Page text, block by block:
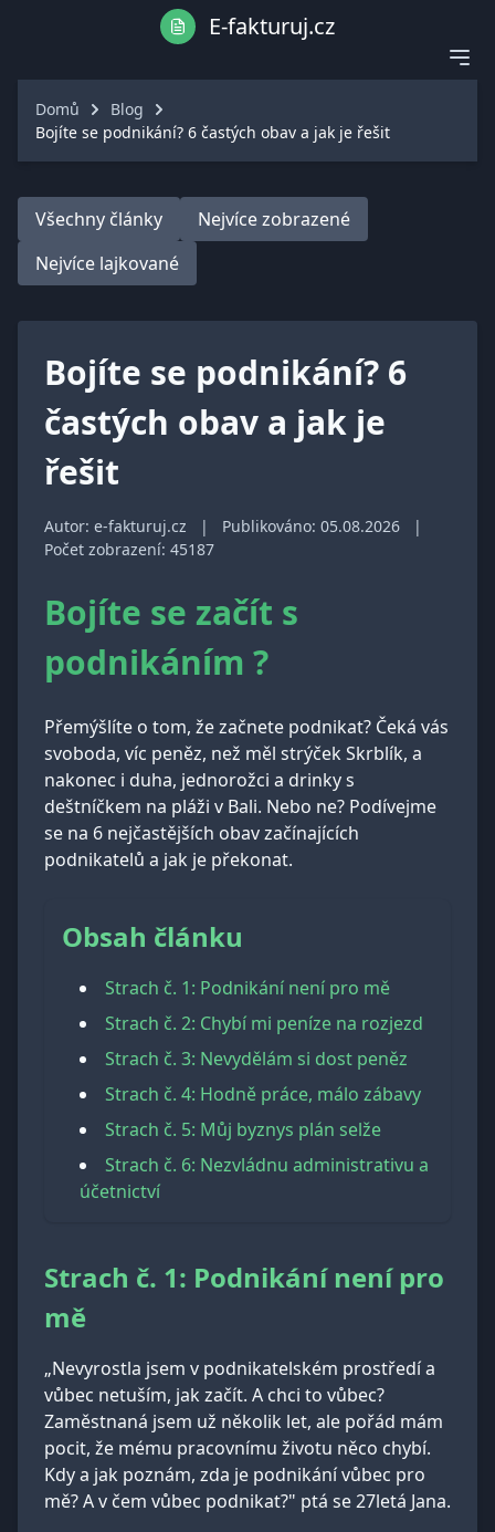
E-fakturuj.cz
Domů
Blog
Bojíte se podnikání? 6 častých obav a jak je řešit
Všechny články
Nejvíce zobrazené
Nejvíce lajkované
Bojíte se podnikání? 6
častých obav a jak je
řešit
Autor: e-fakturuj.cz | Publikováno: 05.08.2026
|
Počet zobrazení: 45187
Bojíte se začít s
podnikáním ?
Přemýšlíte o tom, že začnete podnikat? Čeká vás
svoboda, víc peněz, než měl strýček Skrblík, a
nakonec i duha, jednorožci a drinky s
deštníčkem na pláži v Bali. Nebo ne? Podívejme
se na 6 nejčastějších obav začínajících
podnikatelů a jak je překonat.
Obsah článku
Strach č. 1: Podnikání není pro mě
Strach č. 2: Chybí mi peníze na rozjezd
Strach č. 3: Nevydělám si dost peněz
Strach č. 4: Hodně práce, málo zábavy
Strach č. 5: Můj byznys plán selže
Strach č. 6: Nezvládnu administrativu a
účetnictví
Strach č. 1: Podnikání není pro
mě
„Nevyrostla jsem v podnikatelském prostředí a
vůbec netuším, jak začít. A chci to vůbec?
Zaměstnaná jsem už několik let, ale pořád mám
pocit, že mému pracovnímu životu něco chybí.
Kdy a jak poznám, zda je podnikání vůbec pro
mě? A v čem vůbec podnikat?" ptá se 27letá Jana.